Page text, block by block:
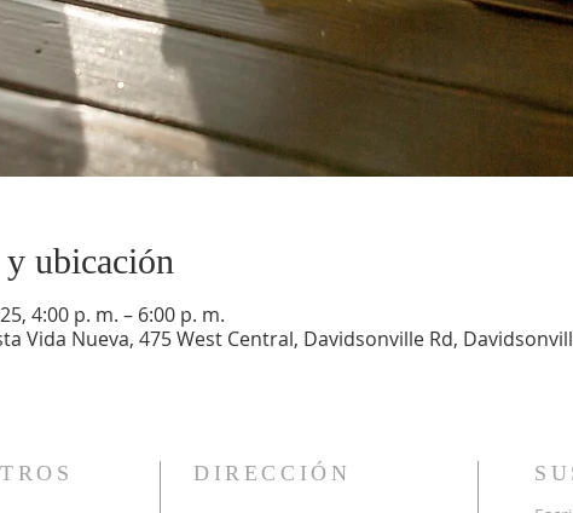
ubicación
4:00 p. m. – 6:00 p. m.
Vida Nueva, 475 West Central, Davidsonville Rd,
DIRECCIÓN